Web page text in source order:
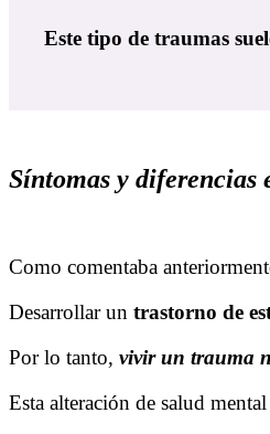
Este tipo de traumas
Síntomas y diferencias
Como comentaba
Desarrollar un trastorno de
Por lo tanto, vivir un trauma
Esta alteración de salud